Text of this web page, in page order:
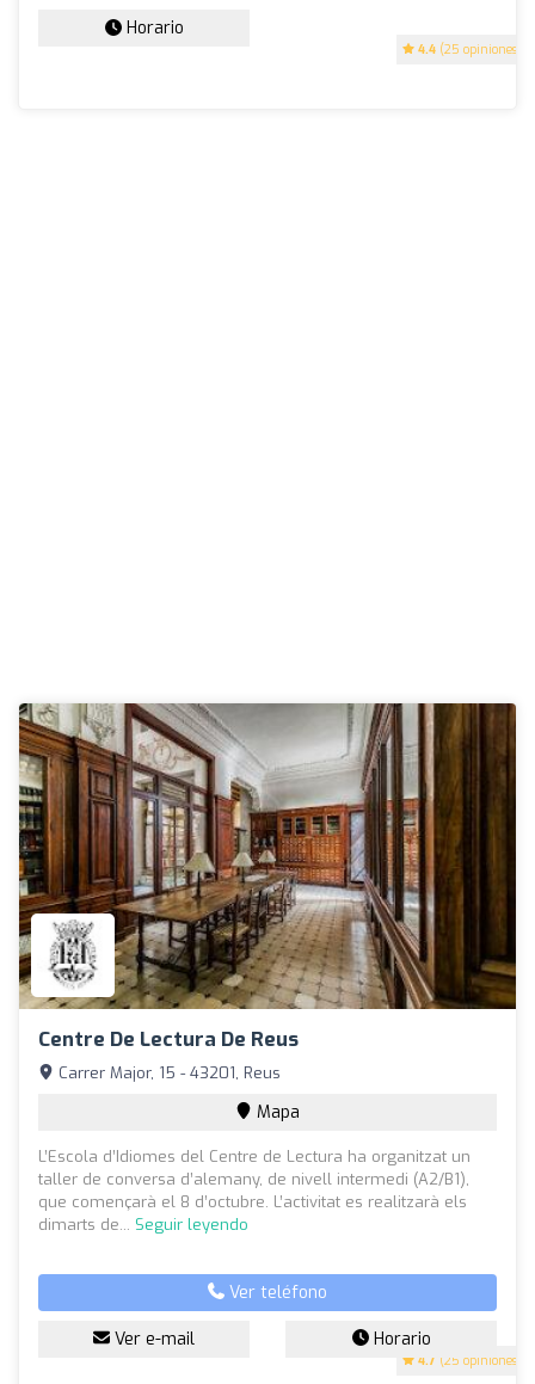
4.4 (25 opiniones)
Horario
Centre De Lectura De Reus
4.7 (25 opiniones)
Carrer Major, 15 - 43201, Reus
Mapa
L’Escola d’Idiomes del Centre de Lectura ha organitzat un
taller de conversa d’alemany, de nivell intermedi (A2/B1),
que començarà el 8 d’octubre. L’activitat es realitzarà els
dimarts de... Seguir leyendo
Ver teléfono
Ver e-mail Horario